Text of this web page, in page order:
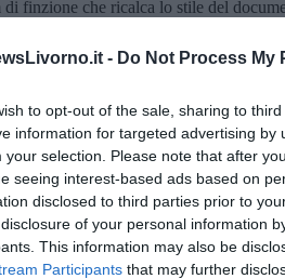
- Do Not Process My
to opt-out of the sale, sharing to
information for targeted advertising
your selection. Please note that after
seeing interest-based ads based on
disclosed to third parties prior to
of your personal information
This information may also be
Participants that may further
di finzione che ricalca lo stile del
non scusarsi mai, attaccare gli
la violenza sessuale domestica ai danni
e innesto alla radice di nuovo cuoio
(che, al confronto, sminuisce il
Reagan, Make America Great Again
social:Un film falso e privo di stile,
il regista iraniano-irlandese
alla mostra di Cannes, non ha
fase di produzione che di distribuzione.
oscuro dell’ambizioneè un libro scritto